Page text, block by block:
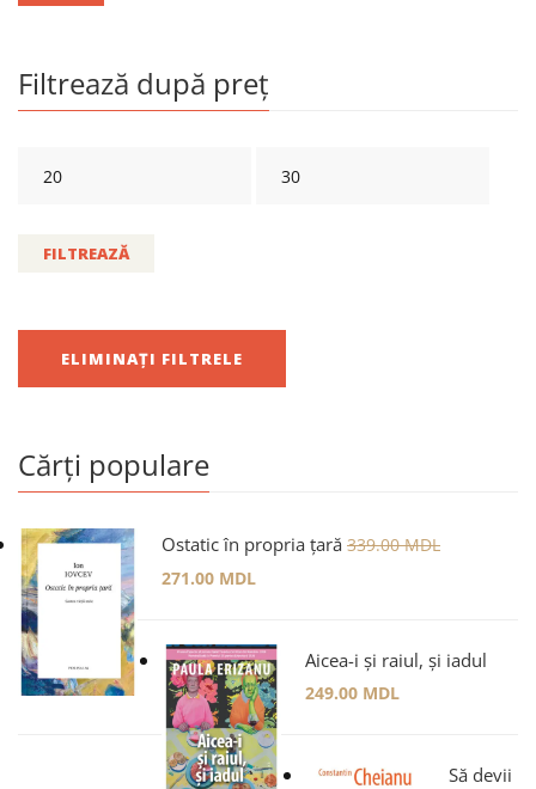
Filtrează după preț
FILTREAZĂ
ELIMINAȚI FILTRELE
Cărți populare
Ostatic în propria țară 339.00MDL
271.00 MDL
Aicea-i și raiul, și iadul
249.00 MDL
Să devii